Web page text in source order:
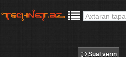
Sual verin